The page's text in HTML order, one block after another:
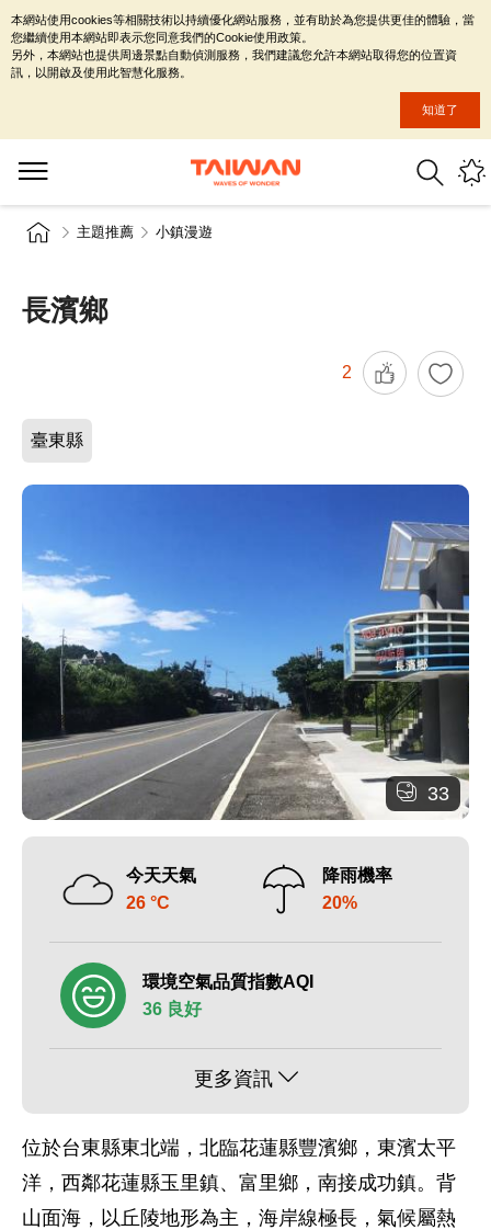
主題推薦 小鎮漫遊
長濱鄉
2
臺東縣
33
今天天氣
26 °C
降雨機率
20%
環境空氣品質指數AQI
36 良好
更多資訊
位於台東縣東北端，北臨花蓮縣豐濱鄉，東濱太平
洋，西鄰花蓮縣玉里鎮、富里鄉，南接成功鎮。背
山面海，以丘陵地形為主，海岸線極長，氣候屬熱
本網站使用cookies等相關技術以持續優化網站服務，並有助於為您提供更佳的體驗，當
您繼續使用本網站即表示您同意我們的Cookie使用政策。
另外，本網站也提供周邊景點自動偵測服務，我們建議您允許本網站取得您的位置資
訊，以開啟及使用此智慧化服務。
知道了